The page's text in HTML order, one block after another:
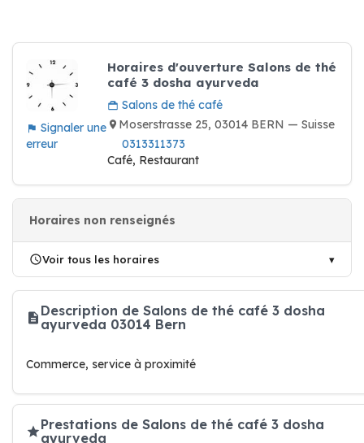
Signaler une
erreur
Horaires d'ouverture Salons de thé
café 3 dosha ayurveda
Salons de thé café
Moserstrasse 25, 03014 BERN — Suisse
0313311373
Café, Restaurant
Horaires non renseignés
Voir tous les horaires
Description de Salons de thé café 3 dosha
ayurveda 03014 Bern
Commerce, service à proximité
Prestations de Salons de thé café 3 dosha
ayurveda